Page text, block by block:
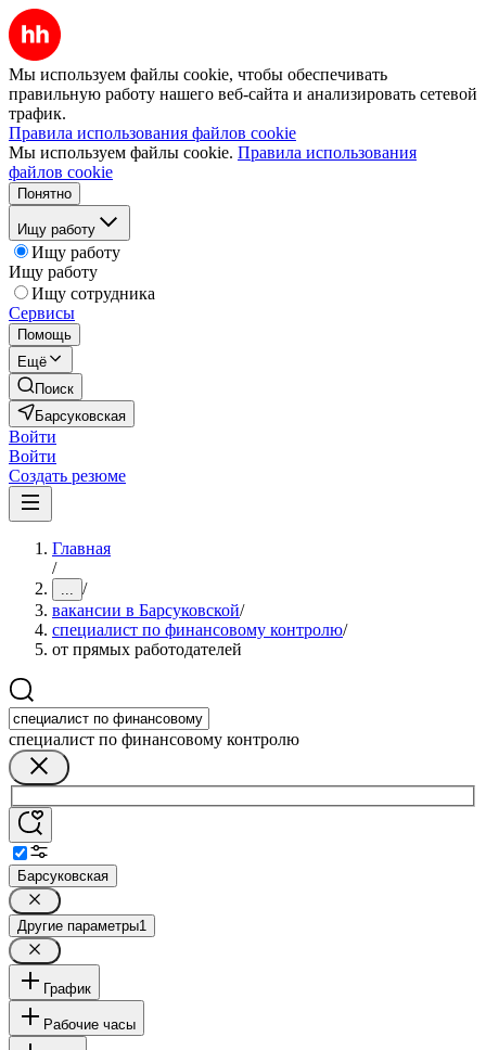
Мы используем файлы cookie, чтобы обеспечивать
правильную работу нашего веб-сайта и анализировать сетевой
трафик.
Правила использования файлов cookie
Мы используем файлы cookie. Правила использования
файлов cookie
Понятно
Ищу работу
Ищу работу
Ищу работу
Ищу сотрудника
Сервисы
Помощь
Ещё
Поиск
Барсуковская
Войти
Войти
Создать резюме
Главная
/
... /
вакансии в Барсуковской/
специалист по финансовому контролю/
от прямых работодателей
специалист по финансовому контролю
Барсуковская
Другие параметры1
График
Рабочие часы